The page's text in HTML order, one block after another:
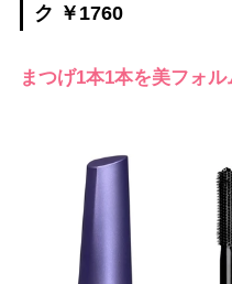
ク ￥1760
まつげ1本1本を美フォル